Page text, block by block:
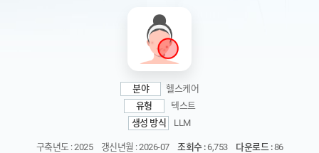
분야
헬스케어
유형
텍스트
생성 방식
LLM
구축년도 : 2025 갱신년월 : 2026-07 조회수 :6,753 다운로드 :86